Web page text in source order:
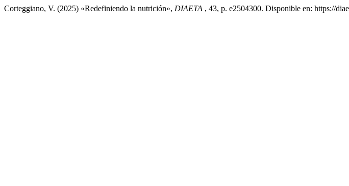
Corteggiano, V. (2025) «Redefiniendo la nutrición», DIAETA , 43, p. e2504300. Disponible en: https://